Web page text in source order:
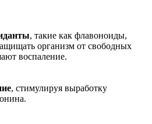
, такие как флавоноиды,
организм от свободных
воспаление.
, стимулируя выработку